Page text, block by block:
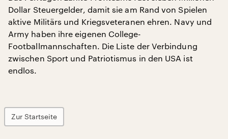
Dollar Steuergelder, damit sie am Rand von Spielen
aktive Militärs und Kriegsveteranen ehren. Navy und
Army haben ihre eigenen College-
Footballmannschaften. Die Liste der Verbindung
zwischen Sport und Patriotismus in den USA ist
endlos.
Zur Startseite